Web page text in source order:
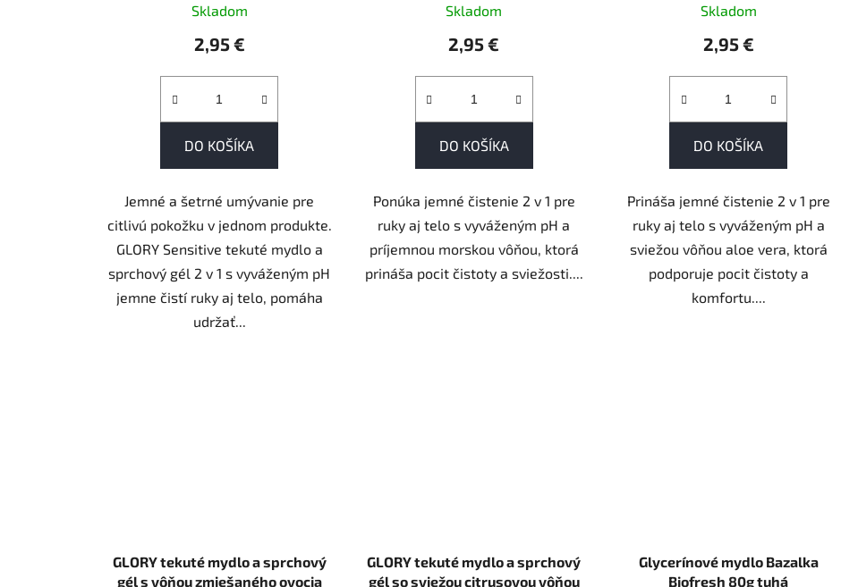
Skladom
2,95 €
DO KOŠÍKA
Jemné a šetrné umývanie pre
citlivú pokožku v jednom produkte.
GLORY Sensitive tekuté mydlo a
sprchový gél 2 v 1 s vyváženým pH
jemne čistí ruky aj telo, pomáha
udržať...
Skladom
2,95 €
DO KOŠÍKA
Ponúka jemné čistenie 2 v 1 pre
ruky aj telo s vyváženým pH a
príjemnou morskou vôňou, ktorá
prináša pocit čistoty a sviežosti....
Skladom
2,95 €
DO KOŠÍKA
Prináša jemné čistenie 2 v 1 pre
ruky aj telo s vyváženým pH a
sviežou vôňou aloe vera, ktorá
podporuje pocit čistoty a
komfortu....
GLORY tekuté mydlo a sprchový
gél s vôňou zmiešaného ovocia
GLORY tekuté mydlo a sprchový
gél so sviežou citrusovou vôňou
Glycerínové mydlo Bazalka
Biofresh 80g tuhá